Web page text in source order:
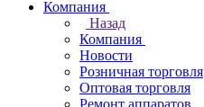
Компания
Назад
Компания
Новости
Розничная торговля
Оптовая торговля
Ремонт аппаратов